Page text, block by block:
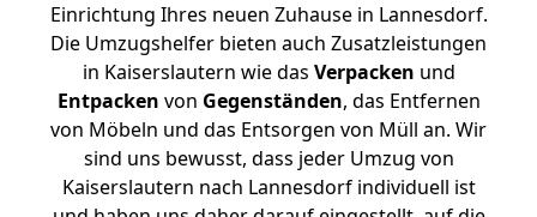
Einrichtung Ihres neuen Zuhause in Lannesdorf.
Die Umzugshelfer bieten auch Zusatzleistungen
in Kaiserslautern wie das Verpacken und
Entpacken von Gegenständen, das Entfernen
von Möbeln und das Entsorgen von Müll an. Wir
sind uns bewusst, dass jeder Umzug von
Kaiserslautern nach Lannesdorf individuell ist